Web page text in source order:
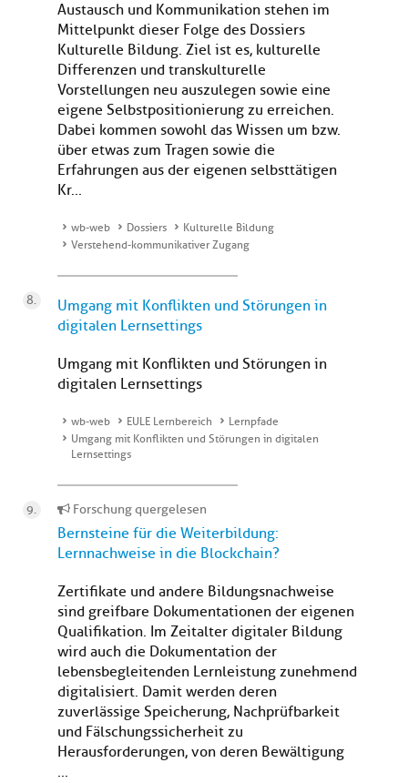
Austausch und Kommunikation stehen im
Mittelpunkt dieser Folge des Dossiers
Kulturelle Bildung. Ziel ist es, kulturelle
Differenzen und transkulturelle
Vorstellungen neu auszulegen sowie eine
eigene Selbstpositionierung zu erreichen.
Dabei kommen sowohl das Wissen um bzw.
über etwas zum Tragen sowie die
Erfahrungen aus der eigenen selbsttätigen
Kr...
wb-web Dossiers
Kulturelle Bildung
Verstehend-kommunikativer Zugang
Umgang mit Konflikten und Störungen in
digitalen Lernsettings
Umgang mit Konflikten und Störungen in
digitalen Lernsettings
wb-web EULE Lernbereich
Lernpfade
Umgang mit Konflikten und Störungen in digitalen
Lernsettings
Forschung quergelesen
Bernsteine für die Weiterbildung:
Lernnachweise in die Blockchain?
Zertifikate und andere Bildungsnachweise
sind greifbare Dokumentationen der eigenen
Qualifikation. Im Zeitalter digitaler Bildung
wird auch die Dokumentation der
lebensbegleitenden Lernleistung zunehmend
digitalisiert. Damit werden deren
zuverlässige Speicherung, Nachprüfbarkeit
und Fälschungssicherheit zu
Herausforderungen, von deren Bewältigung
...